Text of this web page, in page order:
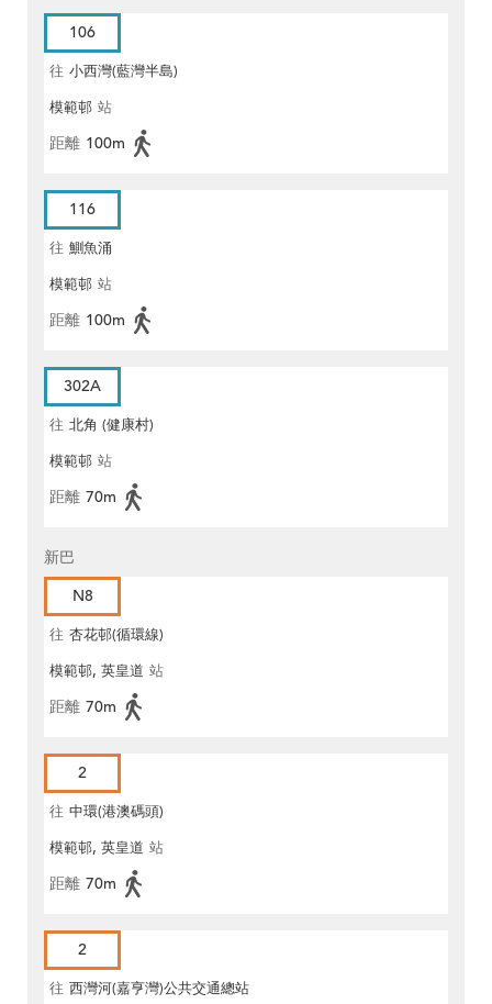
106
往 小西灣(藍灣半島)
模範邨 站
距離 100m
116
往 鰂魚涌
模範邨 站
距離 100m
302A
往 北角 (健康村)
模範邨 站
距離 70m
新巴
N8
往 杏花邨(循環線)
模範邨, 英皇道 站
距離 70m
2
往 中環(港澳碼頭)
模範邨, 英皇道 站
距離 70m
2
往 西灣河(嘉亨灣)公共交通總站